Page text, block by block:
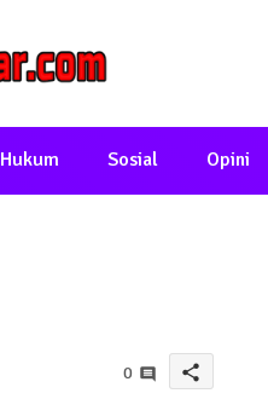
Hukum Sosial Opini
0 share